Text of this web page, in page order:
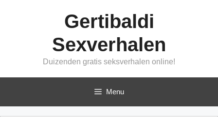
Gertibaldi
Sexverhalen
Duizenden gratis seksverhalen online!
Menu